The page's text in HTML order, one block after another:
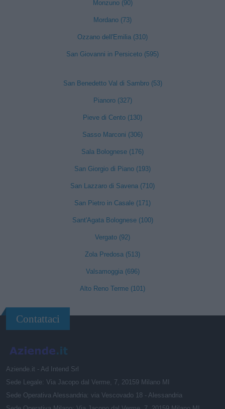
Monzuno (90)
Mordano (73)
Ozzano dell'Emilia (310)
San Giovanni in Persiceto (595)
San Benedetto Val di Sambro (53)
Pianoro (327)
Pieve di Cento (130)
Sasso Marconi (306)
Sala Bolognese (176)
San Giorgio di Piano (193)
San Lazzaro di Savena (710)
San Pietro in Casale (171)
Sant'Agata Bolognese (100)
Vergato (92)
Zola Predosa (513)
Valsamoggia (696)
Alto Reno Terme (101)
Contattaci
Aziende.it - Ad Intend Srl
Sede Legale: Via Jacopo dal Verme, 7, 20159 Milano MI
Sede Operativa Alessandria: via Vescovado 18 - Alessandria